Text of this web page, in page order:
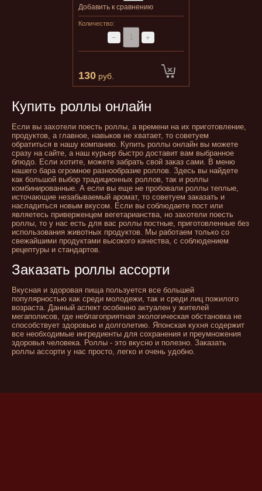
Добавить к сравнению
Количество:
− +
130 руб.
Купить роллы онлайн
Если вы захотели поесть роллы, а времени на их приготовление,
продуктов, а главное, навыков не хватает, то советуем
обратиться в нашу компанию. Купить роллы онлайн вы можете
сразу на сайте, а наш курьер быстро доставит вам выбранное
блюдо. Если хотите, можете забрать свой заказ сами. В меню
нашего бара огромное разнообразие роллов. Здесь вы найдете
как большой выбор традиционных роллов, так и роллы
комбинированные. А если вы еще не пробовали роллы теплые,
источающие незабываемый аромат, то советуем заказать и
насладиться новым вкусом. Если вы соблюдаете пост или
являетесь приверженцем вегетарианства, но захотели поесть
роллы, то у нас есть для вас роллы постные, приготовленные без
использования животных продуктов. Мы работаем только со
свежайшими продуктами высокого качества, с соблюдением
рецептуры и стандартов.
Заказать роллы ассорти
Вкусная и здоровая пища пользуется все большей
популярностью как среди молодежи, так и среди лиц пожилого
возраста. Данный аспект особенно актуален у жителей
мегаполисов, где неблагоприятная экологическая обстановка не
способствует здоровью и долголетию. Японская кухня содержит
все необходимые ингредиенты для сохранения и преумножения
здоровья человека. Роллы - это вкусно и полезно. Заказать
роллы ассорти у нас просто, легко и очень удобно.